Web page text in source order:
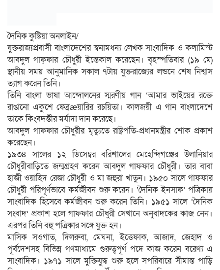
দৈনিক কুষ্টিয়া অনলাইন/
যুক্তরাজ্যপ্রবাসী বাংলাদেশের স্বনামধন্য লেখক সাংবাদিক ও কলামিস্ট
আবদুল গাফ্‌ফার চৌধুরী ইন্তেকাল করেছেন। বৃহস্পতিবার (১৯ মে)
স্থানীয় সময় আনুমানিক সকাল ৭টায় যুক্তরাজ্যের লন্ডনে শেষ নিশ্বাস
ত্যাগ করেন তিনি।
তিনি বাংলা ভাষা আন্দোলনের স্মরণীয় গান ‘আমার ভাইয়ের রক্তে
রাঙানো একুশে ফেব্রæয়ারির রচয়িতা। কালজয়ী এ গান বাংলাদেশে
তাকে কিংবদন্তীর মর্যাদা দান করেছে।
আবদুল গাফফার চৌধুরীর মৃত্যুতে রাষ্ট্রপতি-প্রধানমন্ত্রীর শোক প্রকাশ
করেছেন।
১৯৩৪ সালের ১২ ডিসেম্বর বরিশালের মেহেন্দিগঞ্জের উলানিয়ার
চৌধুরীবাড়িতে জন্মগ্রহণ করেন আবদুল গাফফার চৌধুরী। তার বাবা
হাজী ওয়াহিদ রেজা চৌধুরী ও মা জহুরা খাতুন। ১৯৫০ সালে গাফফার
চৌধুরী পরিপূর্ণভাবে কর্মজীবন শুরু করেন। ‘দৈনিক ইনসাফ’ পত্রিকায়
সাংবাদিক হিসেবে কর্মজীবন শুরু করেন তিনি। ১৯৫১ সালে ‘দৈনিক
সংবাদ’ প্রকাশ হলে গাফফার চৌধুরী সেখানে অনুবাদকের কাজ নেন।
এরপর তিনি বহু পত্রিকার সঙ্গে যুক্ত হন।
মাসিক সওগাত, দিলরুবা, মেঘনা, ইত্তেফাক, আজাদ, জেহাদ ও
পূর্বদেশসহ বিভিন্ন গণমাধ্যমে গুরুত্বপূর্ণ পদে কাজ করেন বরেণ্য এ
সাংবাদিক। ১৯৭১ সালে মুক্তিযুদ্ধ শুরু হলে সপরিবারে সীমান্ত পাড়ি